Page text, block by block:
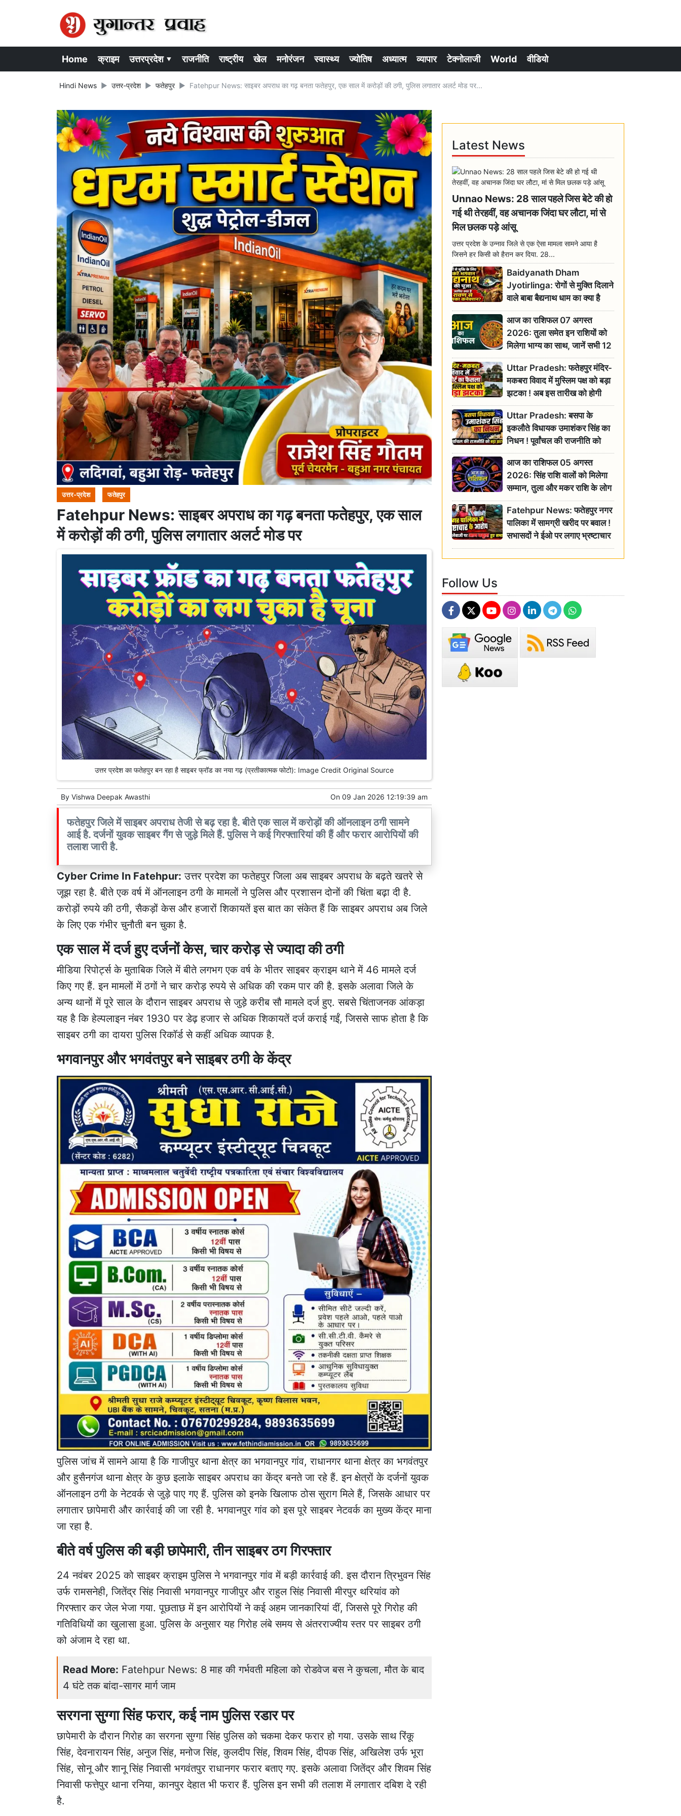
Home क्राइम उत्तरप्रदेश ▾ राजनीति राष्ट्रीय खेल मनोरंजन स्वास्थ्य ज्योतिष अध्यात्म व्यापार टेक्नोलाजी World वीडियो
Hindi News उत्तर-प्रदेश फतेहपुर Fatehpur News: साइबर अपराध का गढ़ बनता फतेहपुर, एक साल में करोड़ों की ठगी, पुलिस लगातार अलर्ट मोड पर...
उत्तर-प्रदेश फतेहपुर
Fatehpur News: साइबर अपराध का गढ़ बनता फतेहपुर, एक साल
में करोड़ों की ठगी, पुलिस लगातार अलर्ट मोड पर
उत्तर प्रदेश का फतेहपुर बन रहा है साइबर फ्रॉड का नया गढ़ (प्रतीकात्मक फोटो): Image Credit Original Source
By Vishwa Deepak Awasthi On 09 Jan 2026 12:19:39 am
फतेहपुर जिले में साइबर अपराध तेजी से बढ़ रहा है. बीते एक साल में करोड़ों की ऑनलाइन ठगी सामने
आई है. दर्जनों युवक साइबर गैंग से जुड़े मिले हैं. पुलिस ने कई गिरफ्तारियां की हैं और फरार आरोपियों की
तलाश जारी है.
Cyber Crime In Fatehpur: उत्तर प्रदेश का फतेहपुर जिला अब साइबर अपराध के बढ़ते खतरे से
जूझ रहा है. बीते एक वर्ष में ऑनलाइन ठगी के मामलों ने पुलिस और प्रशासन दोनों की चिंता बढ़ा दी है.
करोड़ों रुपये की ठगी, सैकड़ों केस और हजारों शिकायतें इस बात का संकेत हैं कि साइबर अपराध अब जिले
के लिए एक गंभीर चुनौती बन चुका है.
एक साल में दर्ज हुए दर्जनों केस, चार करोड़ से ज्यादा की ठगी
मीडिया रिपोर्ट्स के मुताबिक जिले में बीते लगभग एक वर्ष के भीतर साइबर क्राइम थाने में 46 मामले दर्ज
किए गए हैं. इन मामलों में ठगों ने चार करोड़ रुपये से अधिक की रकम पार की है. इसके अलावा जिले के
अन्य थानों में पूरे साल के दौरान साइबर अपराध से जुड़े करीब सौ मामले दर्ज हुए. सबसे चिंताजनक आंकड़ा
यह है कि हेल्पलाइन नंबर 1930 पर डेढ़ हजार से अधिक शिकायतें दर्ज कराई गईं, जिससे साफ होता है कि
साइबर ठगी का दायरा पुलिस रिकॉर्ड से कहीं अधिक व्यापक है.
भगवानपुर और भगवंतपुर बने साइबर ठगी के केंद्र
पुलिस जांच में सामने आया है कि गाजीपुर थाना क्षेत्र का भगवानपुर गांव, राधानगर थाना क्षेत्र का भगवंतपुर
और हुसैनगंज थाना क्षेत्र के कुछ इलाके साइबर अपराध का केंद्र बनते जा रहे हैं. इन क्षेत्रों के दर्जनों युवक
ऑनलाइन ठगी के नेटवर्क से जुड़े पाए गए हैं. पुलिस को इनके खिलाफ ठोस सुराग मिले हैं, जिसके आधार पर
लगातार छापेमारी और कार्रवाई की जा रही है. भगवानपुर गांव को इस पूरे साइबर नेटवर्क का मुख्य केंद्र माना
जा रहा है.
बीते वर्ष पुलिस की बड़ी छापेमारी, तीन साइबर ठग गिरफ्तार
24 नवंबर 2025 को साइबर क्राइम पुलिस ने भगवानपुर गांव में बड़ी कार्रवाई की. इस दौरान त्रिभुवन सिंह
उर्फ रामसनेही, जितेंद्र सिंह निवासी भगवानपुर गाजीपुर और राहुल सिंह निवासी मीरपुर थरियांव को
गिरफ्तार कर जेल भेजा गया. पूछताछ में इन आरोपियों ने कई अहम जानकारियां दीं, जिससे पूरे गिरोह की
गतिविधियों का खुलासा हुआ. पुलिस के अनुसार यह गिरोह लंबे समय से अंतरराज्यीय स्तर पर साइबर ठगी
को अंजाम दे रहा था.
Read More: Fatehpur News: 8 माह की गर्भवती महिला को रोडवेज बस ने कुचला, मौत के बाद
4 घंटे तक बांदा-सागर मार्ग जाम
सरगना सुग्गा सिंह फरार, कई नाम पुलिस रडार पर
छापेमारी के दौरान गिरोह का सरगना सुग्गा सिंह पुलिस को चकमा देकर फरार हो गया. उसके साथ रिंकू
सिंह, देवनारायन सिंह, अनुज सिंह, मनोज सिंह, कुलदीप सिंह, शिवम सिंह, दीपक सिंह, अखिलेश उर्फ भूरा
सिंह, सोनू और शानू सिंह निवासी भगवंतपुर राधानगर फरार बताए गए. इसके अलावा जितेंद्र और शिवम सिंह
निवासी फत्तेपुर थाना रनिया, कानपुर देहात भी फरार हैं. पुलिस इन सभी की तलाश में लगातार दबिश दे रही
है.
Latest News
Unnao News: 28 साल पहले जिस बेटे की हो
गई थी तेरहवीं, वह अचानक जिंदा घर लौटा, मां से
मिल छलक पड़े आंसू
उत्तर प्रदेश के उन्नाव जिले से एक ऐसा मामला सामने आया है
जिसने हर किसी को हैरान कर दिया. 28...
Baidyanath Dham
Jyotirlinga: रोगों से मुक्ति दिलाने
वाले बाबा बैद्यनाथ धाम का क्या है
रावण से संबंध? जानिए ज्योतिर्लिंग की
महिमा
आज का राशिफल 07 अगस्त
2026: तुला समेत इन राशियों को
मिलेगा भाग्य का साथ, जानें सभी 12
राशियों का दैनिक भाग्यफल
Uttar Pradesh: फतेहपुर मंदिर-
मकबरा विवाद में मुस्लिम पक्ष को बड़ा
झटका ! अब इस तारीख को होगी
सुनवाई
Uttar Pradesh: बसपा के
इकलौते विधायक उमाशंकर सिंह का
निधन ! पूर्वांचल की राजनीति को
बड़ा झटका, योगी ने जताया दुःख
आज का राशिफल 05 अगस्त
2026: सिंह राशि वालों को मिलेगा
सम्मान, तुला और मकर राशि के लोग
रहें सतर्क
Fatehpur News: फतेहपुर नगर
पालिका में सामग्री खरीद पर बवाल !
सभासदों ने ईओ पर लगाए भ्रष्टाचार
के गंभीर आरोप
Follow Us